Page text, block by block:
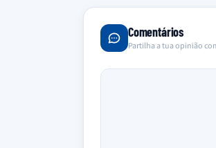
Comentários
Partilha a tua opinião